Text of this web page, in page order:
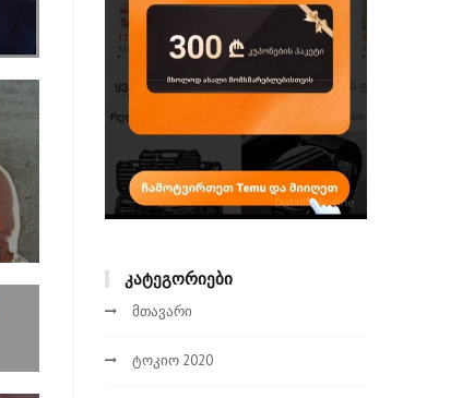
ᲙᲐᲢᲔᲒᲝᲠᲘᲔᲑᲘ
მთავარი
ტოკიო 2020